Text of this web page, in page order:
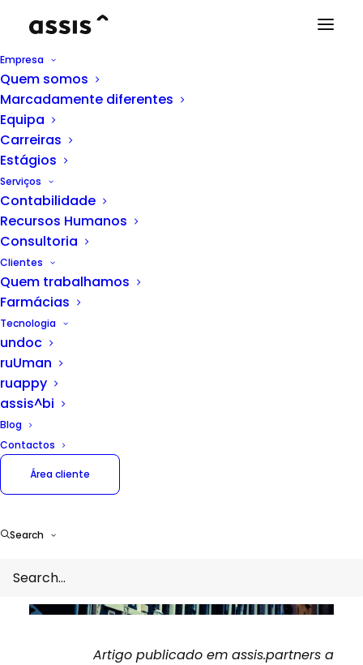
Empresa
Quem somos
Marcadamente diferentes
Equipa
Carreiras
Estágios
Serviços
Contabilidade
Recursos Humanos
Consultoria
Clientes
Quem trabalhamos
Farmácias
Tecnologia
undoc
ruUman
ruappy
assis^bi
Blog
Contactos
Área cliente
Search
INCENTIVOS
Programa APOIAR
O Programa APOIAR visa disponibilizar um apoio
à situação de tesouraria de empresas que
atuem em setores particularmente afetados
pelas medidas de confinamento, assegurando
e preservando a sua liquidez no mercado e a
continuidade da atividade económica.
Artigo publicado em assis.partners a